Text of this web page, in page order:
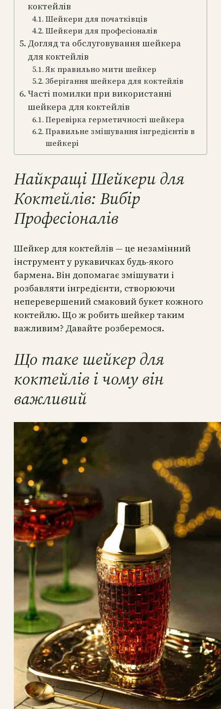
коктейлів
Шейкери для початківців
Шейкери для професіоналів
Догляд та обслуговування шейкера
для коктейлів
Як правильно мити шейкер
Зберігання шейкера для коктейлів
Часті помилки при використанні
шейкера для коктейлів
Перевірка герметичності шейкера
Правильне змішування інгредієнтів в
шейкері
Найкращі Шейкери для
Коктейлів: Вибір
Професіоналів
Шейкер для коктейлів — це незамінний
інструмент у рукавичках будь-якого
бармена. Він допомагає змішувати і
розбавляти інгредієнти, створюючи
неперевершений смаковий букет кожного
коктейлю. Що ж робить шейкер таким
важливим? Давайте розберемося.
Що таке шейкер для
коктейлів і чому він
важливий